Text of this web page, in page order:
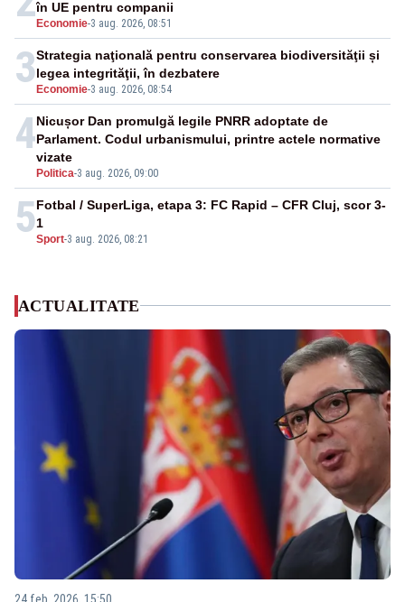
Economie-3 aug. 2026, 08:51
în UE pentru companii
3Economie-3 aug. 2026, 08:54
Strategia naţională pentru conservarea biodiversităţii și
legea integrităţii, în dezbatere
4
Politica-3 aug. 2026, 09:00
Nicușor Dan promulgă legile PNRR adoptate de
Parlament. Codul urbanismului, printre actele normative
vizate
5Sport-3 aug. 2026, 08:21
Fotbal / SuperLiga, etapa 3: FC Rapid – CFR Cluj, scor 3-
1
ACTUALITATE